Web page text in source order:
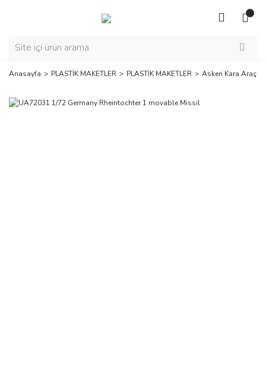
Anasayfa PLASTİK MAKETLER PLASTİK MAKETLER Askeri Kara